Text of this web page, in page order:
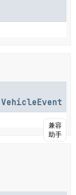
VehicleEvent
兼容
助手